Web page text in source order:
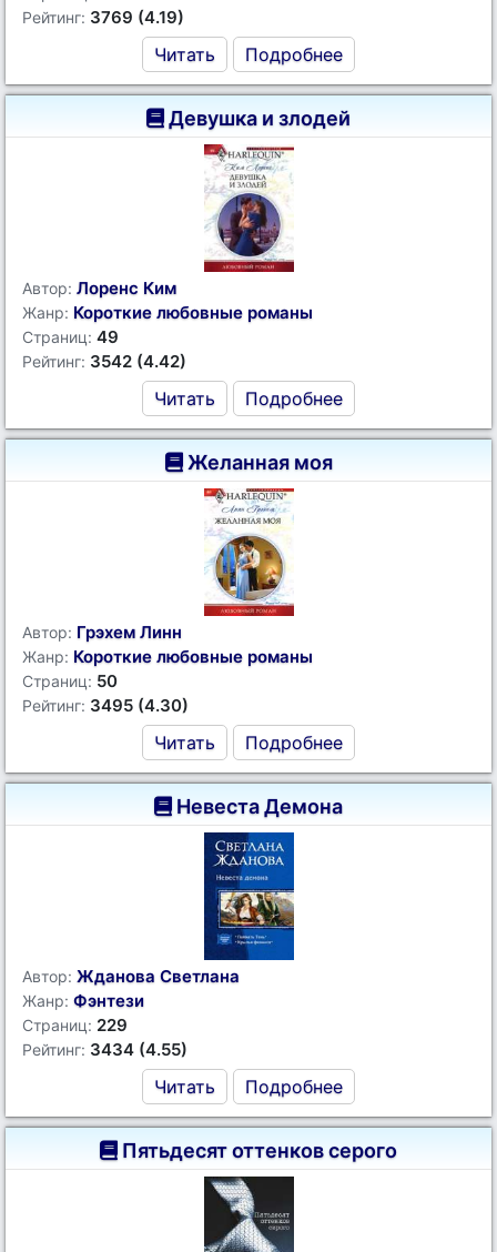
Рейтинг: 3769 (4.19)
Читать Подробнее
Девушка и злодей
Автор: Лоренс Ким
Жанр: Короткие любовные романы
Страниц: 49
Рейтинг: 3542 (4.42)
Читать Подробнее
Желанная моя
Автор: Грэхем Линн
Жанр: Короткие любовные романы
Страниц: 50
Рейтинг: 3495 (4.30)
Читать Подробнее
Невеста Демона
Автор: Жданова Светлана
Жанр: Фэнтези
Страниц: 229
Рейтинг: 3434 (4.55)
Читать Подробнее
Пятьдесят оттенков серого